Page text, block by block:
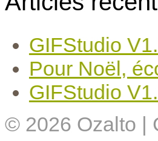
GIFStudio
Pour Noël,
GIFStudio
© 2026 Ozalto |